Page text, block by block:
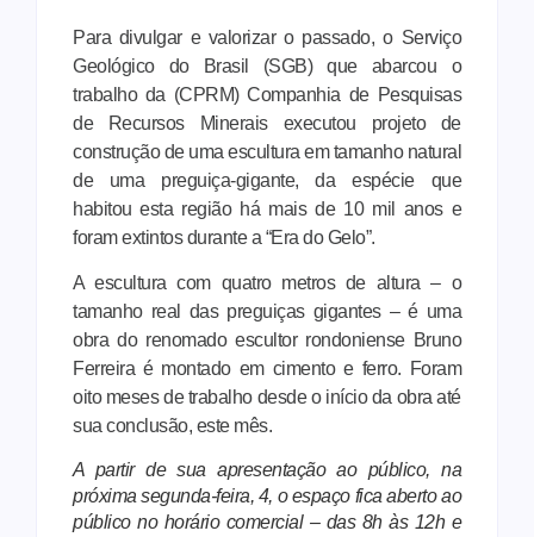
Para divulgar e valorizar o passado, o Serviço
Geológico do Brasil (SGB) que abarcou o
trabalho da (CPRM) Companhia de Pesquisas
de Recursos Minerais executou projeto de
construção de uma escultura em tamanho natural
de uma preguiça-gigante, da espécie que
habitou esta região há mais de 10 mil anos e
foram extintos durante a “Era do Gelo”.
A escultura com quatro metros de altura – o
tamanho real das preguiças gigantes – é uma
obra do renomado escultor rondoniense Bruno
Ferreira é montado em cimento e ferro. Foram
oito meses de trabalho desde o início da obra até
sua conclusão, este mês.
A partir de sua apresentação ao público, na
próxima segunda-feira, 4, o espaço fica aberto ao
público no horário comercial – das 8h às 12h e